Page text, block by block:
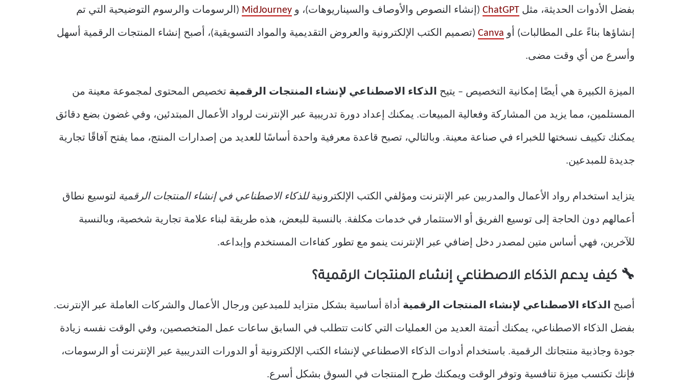
بفضل الأدوات الحديثة، مثل ChatGPT (إنشاء النصوص والأوصاف والسيناريوهات)، و MidJourney (الرسومات والرسوم التوضيحية التي تم
إنشاؤها بناءً على المطالبات) أو Canva (تصميم الكتب الإلكترونية والعروض التقديمية والمواد التسويقية)، أصبح إنشاء المنتجات الرقمية أسهل
وأسرع من أي وقت مضى.
الميزة الكبيرة هي أيضًا إمكانية التخصيص – يتيح الذكاء الاصطناعي لإنشاء المنتجات الرقمية تخصيص المحتوى لمجموعة معينة من
المستلمين، مما يزيد من المشاركة وفعالية المبيعات. يمكنك إعداد دورة تدريبية عبر الإنترنت لرواد الأعمال المبتدئين، وفي غضون بضع دقائق
يمكنك تكييف نسختها للخبراء في صناعة معينة. وبالتالي، تصبح قاعدة معرفية واحدة أساسًا للعديد من إصدارات المنتج، مما يفتح آفاقًا تجارية
جديدة للمبدعين.
يتزايد استخدام رواد الأعمال والمدربين عبر الإنترنت ومؤلفي الكتب الإلكترونيةللذكاء الاصطناعي في إنشاء المنتجات الرقمية لتوسيع نطاق
أعمالهم دون الحاجة إلى توسيع الفريق أو الاستثمار في خدمات مكلفة. بالنسبة للبعض، هذه طريقة لبناء علامة تجارية شخصية، وبالنسبة
للآخرين، فهي أساس متين لمصدر دخل إضافي عبر الإنترنت ينمو مع تطور كفاءات المستخدم وإبداعه.
🔧 كيف يدعم الذكاء الاصطناعي إنشاء المنتجات الرقمية؟
أصبح الذكاء الاصطناعي لإنشاء المنتجات الرقمية أداة أساسية بشكل متزايد للمبدعين ورجال الأعمال والشركات العاملة عبر الإنترنت.
بفضل الذكاء الاصطناعي، يمكنك أتمتة العديد من العمليات التي كانت تتطلب في السابق ساعات عمل المتخصصين، وفي الوقت نفسه زيادة
جودة وجاذبية منتجاتك الرقمية. باستخدام أدوات الذكاء الاصطناعي لإنشاء الكتب الإلكترونية أو الدورات التدريبية عبر الإنترنت أو الرسومات،
فإنك تكتسب ميزة تنافسية وتوفر الوقت ويمكنك طرح المنتجات في السوق بشكل أسرع.